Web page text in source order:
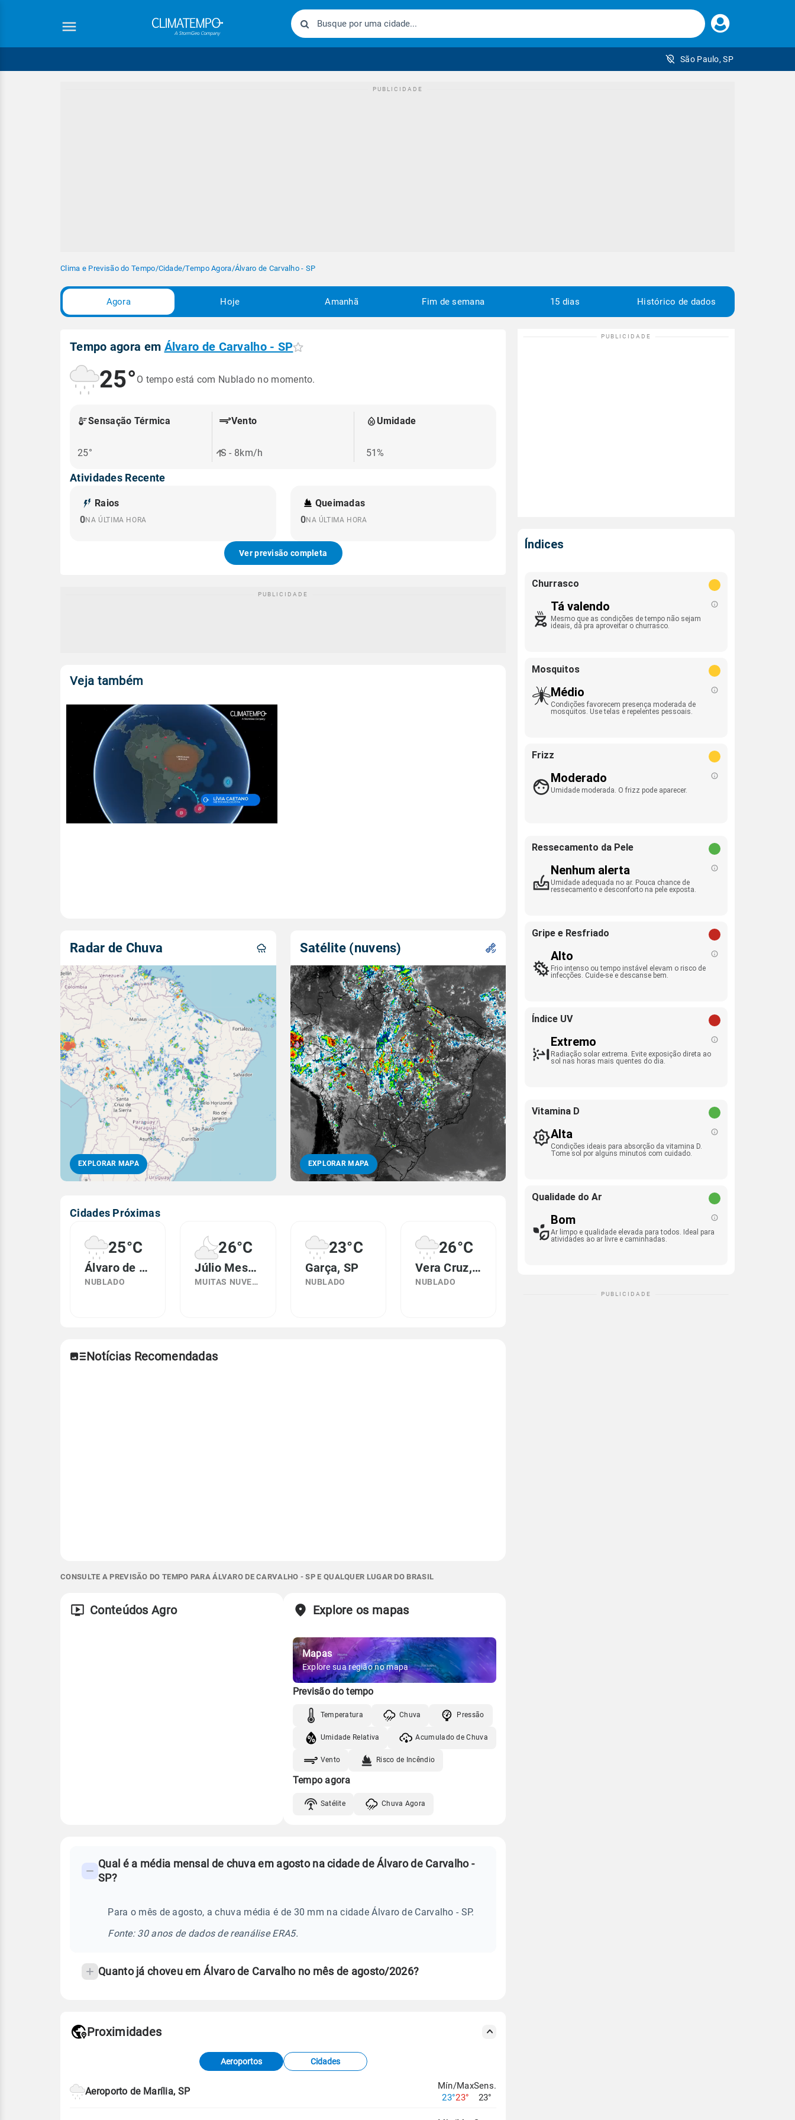
Faça
seu
São Paulo, SP
Clima e Previsão do Tempo/Cidade/Tempo Agora/Álvaro de Carvalho - SP
Agora Hoje Amanhã Fim de semana 15 dias Histórico de dados
Tempo agora em Álvaro de Carvalho - SP
25° O tempo está com Nublado no momento.
Sensação Térmica
25°
Vento
S - 8km/h
Umidade
51%
Atividades Recente
Raios
0NA ÚLTIMA HORA
Queimadas
0NA ÚLTIMA HORA
Ver previsão completa
Veja também
Radar de Chuva
EXPLORAR MAPA
Satélite (nuvens)
EXPLORAR MAPA
Cidades Próximas
25°C
Álvaro de Carvalho, SP
NUBLADO
26°C
Júlio Mesquita, SP
MUITAS NUVENS
23°C
Garça, SP
NUBLADO
26°C
Vera Cruz, SP
NUBLADO
Notícias Recomendadas
CONSULTE A PREVISÃO DO TEMPO PARA ÁLVARO DE CARVALHO - SP E QUALQUER LUGAR DO BRASIL
Conteúdos Agro Explore os mapas
Mapas
Explore sua região no mapa
Previsão do tempo
Temperatura Chuva Pressão
Umidade Relativa Acumulado de Chuva
Vento Risco de Incêndio
Tempo agora
Satélite Chuva Agora
Perguntas
temperatura
Qual é a média mensal de chuva em agosto na cidade de Álvaro de Carvalho -
SP?
Para o mês de agosto, a chuva média é de 30 mm na cidade Álvaro de Carvalho - SP.
Fonte: 30 anos de dados de reanálise ERA5.
Quanto já choveu em Álvaro de Carvalho no mês de agosto/2026?
de Tempo e Estudos Climáticos (CPTEC).
Proximidades
Aeroportos Cidades
Aeroporto de Marília, SP
Mín/Max
23°23°
Sens.
23°
Índices
Churrasco
Tá valendo
Mesmo que as condições de tempo não sejam
ideais, dá pra aproveitar o churrasco.
Mosquitos
Médio
Condições favorecem presença moderada de
mosquitos. Use telas e repelentes pessoais.
Frizz
Moderado
Umidade moderada. O frizz pode aparecer.
Ressecamento da Pele
Nenhum alerta
Umidade adequada no ar. Pouca chance de
ressecamento e desconforto na pele exposta.
Gripe e Resfriado
Alto
Frio intenso ou tempo instável elevam o risco de
infecções. Cuide-se e descanse bem.
Índice UV
Extremo
Radiação solar extrema. Evite exposição direta ao
sol nas horas mais quentes do dia.
Vitamina D
Alta
Condições ideais para absorção da vitamina D.
Tome sol por alguns minutos com cuidado.
Qualidade do Ar
Bom
Ar limpo e qualidade elevada para todos. Ideal para
atividades ao ar livre e caminhadas.